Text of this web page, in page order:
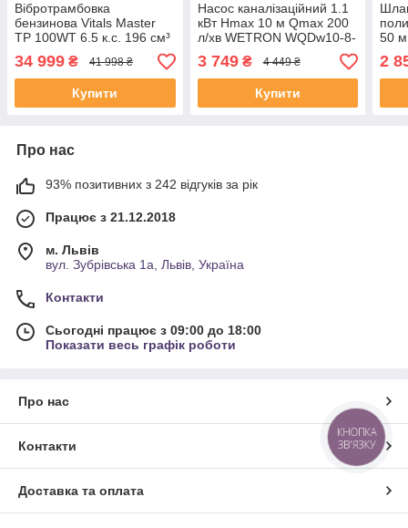
Вібротрамбовка
бензинова Vitals Master
TP 100WT 6.5 к.с. 196 см³
100 кг трамбувальна
плита віброплита для
ландшафтних робіт
34 999 ₴ 41 998 ₴
Купити
Насос каналізаційний 1.1
кВт Hmax 10 м Qmax 200
л/хв WETRON WQDw10-8-
1.1F (773361) tp
3 749₴ 4 449 ₴
Купити
50
2
Про нас
93% позитивних з 242 відгуків за рік
Працює з 21.12.2018
м. Львів
вул. Зубрівська 1а, Львів, Україна
Контакти
Сьогодні працює з 09:00 до 18:00
Показати весь графік роботи
Про нас
Контакти
Доставка та оплата
КНОПКА
ЗВ'ЯЗКУ